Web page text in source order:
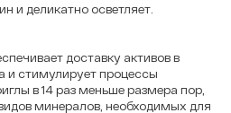
и деликатно осветляет.
доставку активов в
и стимулирует процессы
в 14 раз меньше размера пор,
минералов, необходимых для